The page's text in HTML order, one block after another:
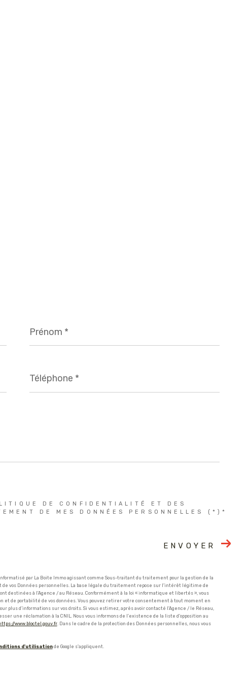
*
*
DE CONFIDENTIALITÉ ET DES
DE MES DONNÉES PERSONNELLES (*)*
ENVOYER
par La Boite Immo agissant comme Sous-traitant du traitement pour la gestion de la
vos Données personnelles. La base légale du traitement repose sur l'intérêt légitime de
destinées à l'Agence / au Réseau. Conformément à la loi « informatique et libertés », vous
et de portabilité de vos données. Vous pouvez retirer votre consentement à tout moment en
plus d’informations sur vos droits. Si vous estimez, après avoir contacté l'Agence / le Réseau,
une réclamation à la CNIL. Nous vous informons de l’existence de la liste d'opposition au
https://www.bloctel.gouv.fr. Dans le cadre de la protection des Données personnelles, nous vous
d'utilisationde Google s'appliquent.